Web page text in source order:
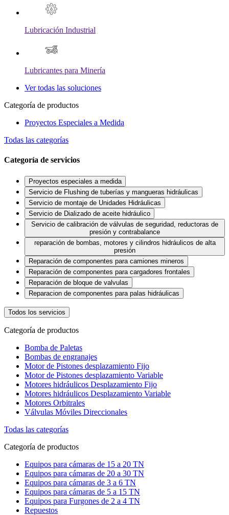
Lubricación Industrial
Lubricantes para Minería
Ver todas las soluciones
Categoría de productos
Proyectos Especiales a Medida
Todas las categorías
Categoría de servicios
Proyectos especiales a medida
Servicio de Flushing de tuberías y mangueras hidráulicas
Servicio de montaje de Unidades Hidráulicas
Servicio de Dializado de aceite hidráulico
Servicio de calibración de válvulas de seguridad, reductoras de
presión y contrabalance
reparación de bombas, motores y cilindros hidráulicos de alta
presión
Reparación de componentes para camiones mineros
Reparación de componentes para cargadores frontales
Reparación de bloque de valvulas
Reparacion de componentes para palas hidráulicas
Todos los servicios
Categoría de productos
Bomba de Paletas
Bombas de engranajes
Motor de Pistones desplazamiento Fijo
Motor de Pistones desplazamiento Variable
Motores hidráulicos Desplazamiento Fijo
Motores hidráulicos Desplazamiento Variable
Motores Orbitrales
Válvulas Móviles Direccionales
Todas las categorías
Categoría de productos
Equipos para cámaras de 15 a 20 TN
Equipos para cámaras de 20 a 30 TN
Equipos para cámaras de 3 a 6 TN
Equipos para cámaras de 5 a 15 TN
Equipos para Furgones de 2 a 4 TN
Repuestos